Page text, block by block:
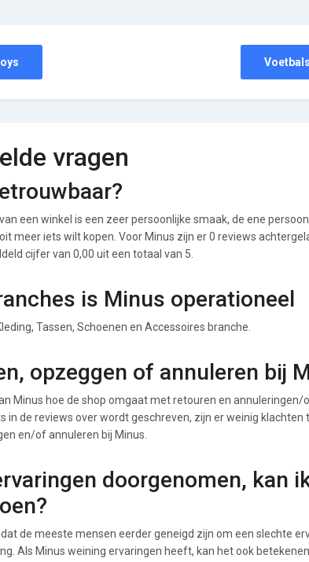
vragen
een winkel is een zeer persoonlijke smaak, de ene
meer iets wilt kopen. Voor Minus zijn er 0 reviews
cijfer van 0,00 uit een totaal van 5.
is Minus operationeel
Tassen, Schoenen en Accessoires branche.
opzeggen of annuleren bij
Minus hoe de shop omgaat met retouren en annuleringen/
in de reviews over wordt geschreven, zijn er weinig klachten
en/of annuleren bij Minus.
doorgenomen, kan
de meeste mensen eerder geneigd zijn om een slechte
Als Minus weining ervaringen heeft, kan het ook